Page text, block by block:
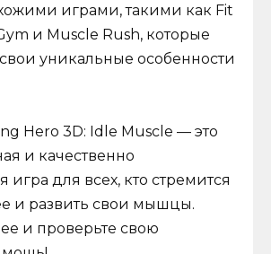
играми, такими как Fit
и Muscle Rush, которые
уникальные особенности
Hero 3D: Idle Muscle — это
и качественно
игра для всех, кто стремится
и развить свои мышцы.
и проверьте свою